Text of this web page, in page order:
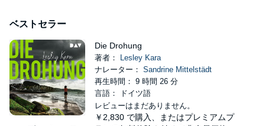
ベストセラー
Die Drohung
著者：
Lesley Kara
ナレーター： Sandrine Mittelstädt
再生時間： 9 時間 26 分
言語： ドイツ語
レビューはまだありません。
￥2,830 で購入、またはプレミアムプ